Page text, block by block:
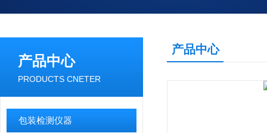
产品中心
PRODUCTS CNETER
包装检测仪器
产品中心